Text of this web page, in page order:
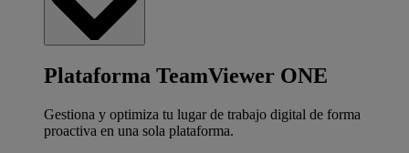
Plataforma TeamViewer ONE
Gestiona y optimiza tu lugar de trabajo digital de forma
proactiva en una sola plataforma.